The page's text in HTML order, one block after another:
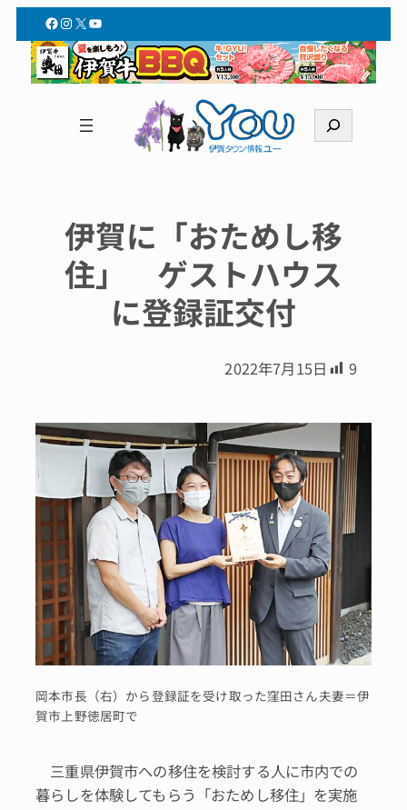
Facebook
Instagram
X YouTube
索
伊賀に「おためし移
住」 ゲストハウス
に登録証交付
2022年7月15日 9
岡本市長（右）から登録証を受け取った窪田さん夫妻＝伊
賀市上野徳居町で
三重県伊賀市への移住を検討する人に市内での
暮らしを体験してもらう「おためし移住」を実施